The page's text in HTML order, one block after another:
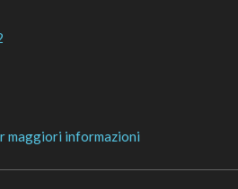
maggiori informazioni